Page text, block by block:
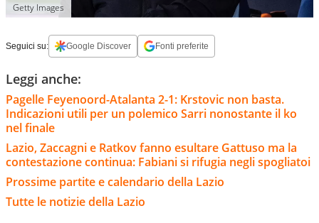
Getty Images
Seguici su: Google Discover Fonti preferite
Leggi anche:
Pagelle Feyenoord-Atalanta 2-1: Krstovic non basta.
Indicazioni utili per un polemico Sarri nonostante il ko
nel finale
Lazio, Zaccagni e Ratkov fanno esultare Gattuso ma la
contestazione continua: Fabiani si rifugia negli spogliatoi
Prossime partite e calendario della Lazio
Tutte le notizie della Lazio